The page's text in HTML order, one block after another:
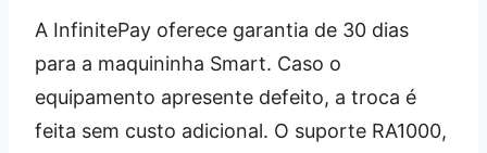
A InfinitePay oferece garantia de 30 dias
para a maquininha Smart. Caso o
equipamento apresente defeito, a troca é
feita sem custo adicional. O suporte RA1000,